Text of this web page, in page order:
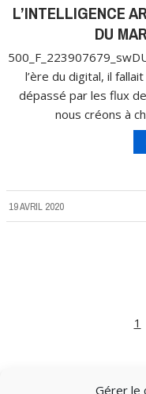
Gérer le
L’INTELLIGENCE
DU
l’ère du digital, il
dépassé par les flux
nous créons à
19 AVRIL 2020
1